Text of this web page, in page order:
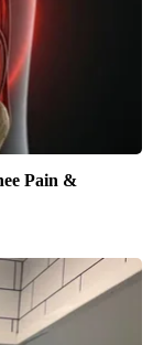
Pain &